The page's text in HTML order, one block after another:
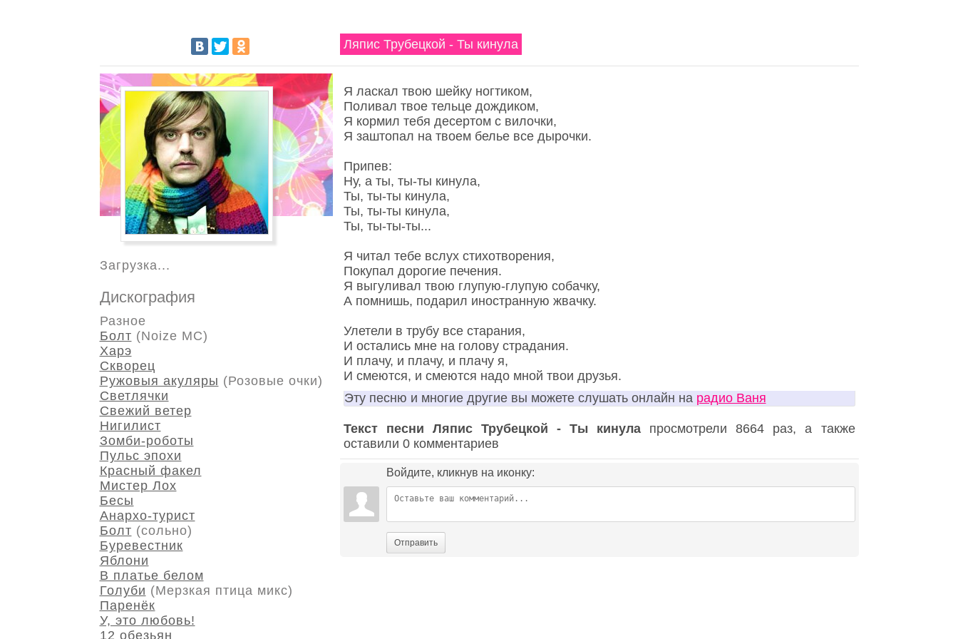
Ляпис Трубецкой - Ты кинула
Я ласкал твою шейку ногтиком,
Поливал твое тельце дождиком,
Я кормил тебя десертом с вилочки,
Я заштопал на твоем белье все дырочки.
Припев:
Ну, а ты, ты-ты кинула,
Ты, ты-ты кинула,
Ты, ты-ты кинула,
Ты, ты-ты-ты...
Я читал тебе вслух стихотворения,
Покупал дорогие печения.
Я выгуливал твою глупую-глупую собачку,
А помнишь, подарил иностранную жвачку.
Улетели в трубу все старания,
И остались мне на голову страдания.
И плачу, и плачу, и плачу я,
И смеются, и смеются надо мной твои друзья.
Эту песню и многие другие вы можете слушать онлайн на радио Ваня
Текст песни Ляпис Трубецкой - Ты кинула просмотрели 8664 раз, а также
оставили 0 комментариев
Войдите, кликнув на иконку:
Отправить
Загрузка...
Дискография
Разное
Болт (Noize MC)
Харэ
Скворец
Ружовыя акуляры (Розовые очки)
Светлячки
Свежий ветер
Нигилист
Зомби-роботы
Пульс эпохи
Красный факел
Мистер Лох
Бесы
Анархо-турист
Болт (сольно)
Буревестник
Яблони
В платье белом
Голуби (Мерзкая птица микс)
Паренёк
У, это любовь!
12 обезьян